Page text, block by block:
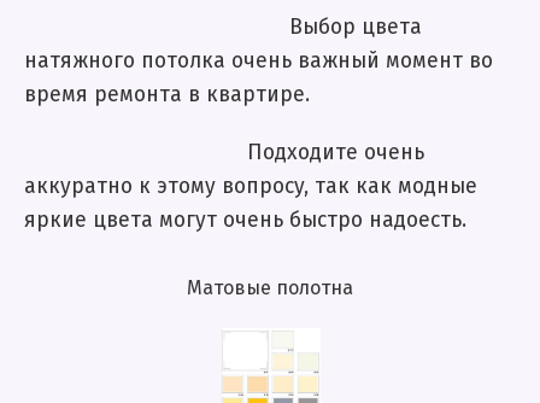
Выбор цвета
натяжного потолка очень важный момент во
время ремонта в квартире.
Подходите очень
аккуратно к этому вопросу, так как модные
яркие цвета могут очень быстро надоесть.
Матовые полотна